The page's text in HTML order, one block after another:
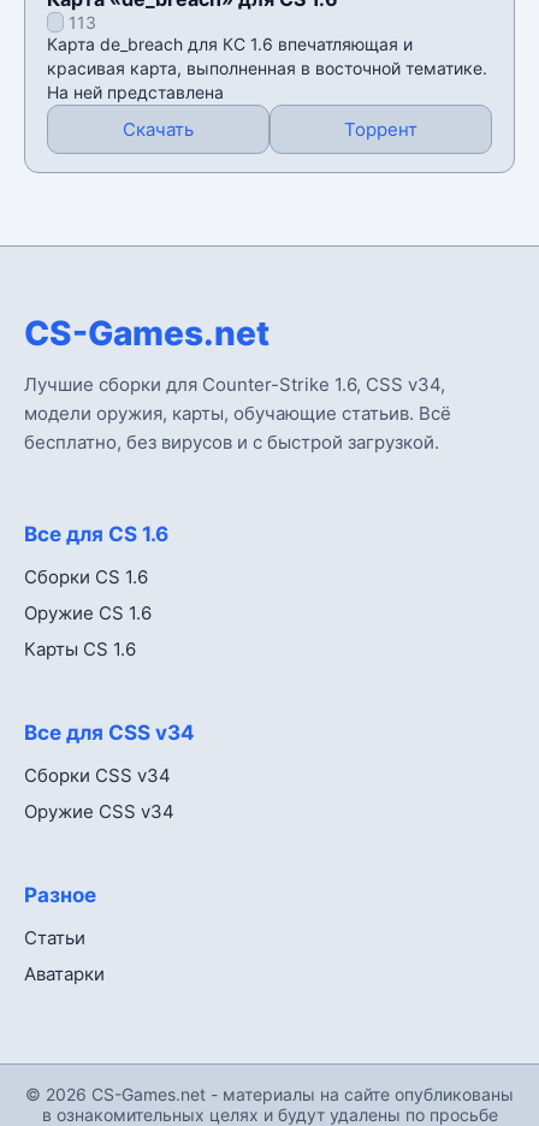
113
Карта de_breach для КС 1.6 впечатляющая и
красивая карта, выполненная в восточной тематике.
На ней представлена
Скачать Торрент
CS-Games.net
Лучшие сборки для Counter-Strike 1.6, CSS v34,
модели оружия, карты, обучающие статьив. Всё
бесплатно, без вирусов и с быстрой загрузкой.
Все для CS 1.6
Сборки CS 1.6
Оружие CS 1.6
Карты CS 1.6
Все для CSS v34
Сборки CSS v34
Оружие CSS v34
Разное
Статьи
Аватарки
© 2026 CS-Games.net - материалы на сайте опубликованы
в ознакомительных целях и будут удалены по просьбе